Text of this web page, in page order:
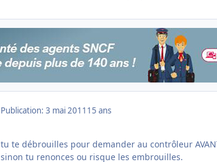
Publication: 3 mai 2011 15 ans
tu te débrouilles pour demander au contrôleur
sinon tu renonces ou risque les embrouilles.